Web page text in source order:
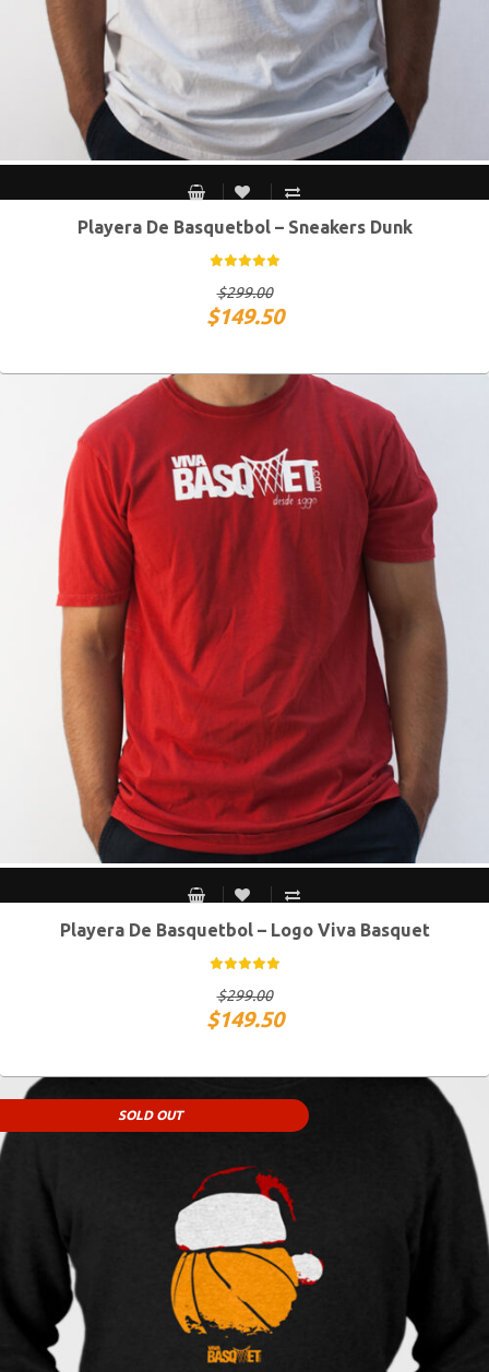
S MEX / XS USA M MEX / S USA G MEX / M USA XG MEX / G USA
Playera De Basquetbol – Sneakers Dunk
$299.00
$149.50
S MEX / XS USA M MEX / S USA G MEX / M USA XG MEX / G USA
Playera De Basquetbol – Logo Viva Basquet
$299.00
$149.50
SOLD OUT